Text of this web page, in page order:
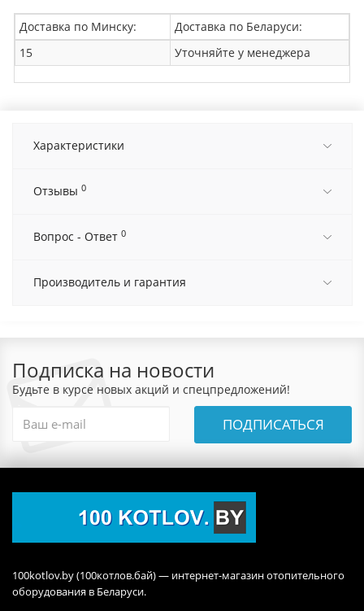
Доставка по Минску:
Доставка по Беларуси:
15
Уточняйте у менеджера
Характеристики
Отзывы 0
Вопрос - Ответ 0
Производитель и гарантия
Подписка на новости
Будьте в курсе новых акций и спецпредложений!
ПОДПИСАТЬСЯ
100kotlov.by (100котлов.бай) — интернет-магазин отопительного
оборудования в Беларуси.